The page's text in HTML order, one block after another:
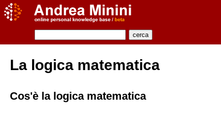
La logica matematica
Cos'è la logica matematica